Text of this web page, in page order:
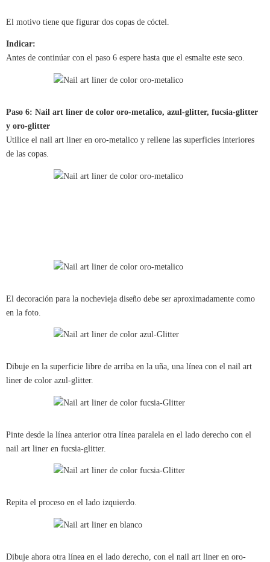
El motivo tiene que figurar dos copas de cóctel.
Indicar:
Antes de continúar con el paso 6 espere hasta que el esmalte este seco.
Paso 6: Nail art liner de color oro-metalico, azul-glitter, fucsia-glitter
y oro-glitter
Utilice el nail art liner en oro-metalico y rellene las superficies interiores
de las copas.
El decoración para la nochevieja diseño debe ser aproximadamente como
en la foto.
Dibuje en la superficie libre de arriba en la uña, una línea con el nail art
liner de color azul-glitter.
Pinte desde la línea anterior otra línea paralela en el lado derecho con el
nail art liner en fucsia-glitter.
Repita el proceso en el lado izquierdo.
Dibuje ahora otra línea en el lado derecho, con el nail art liner en oro-